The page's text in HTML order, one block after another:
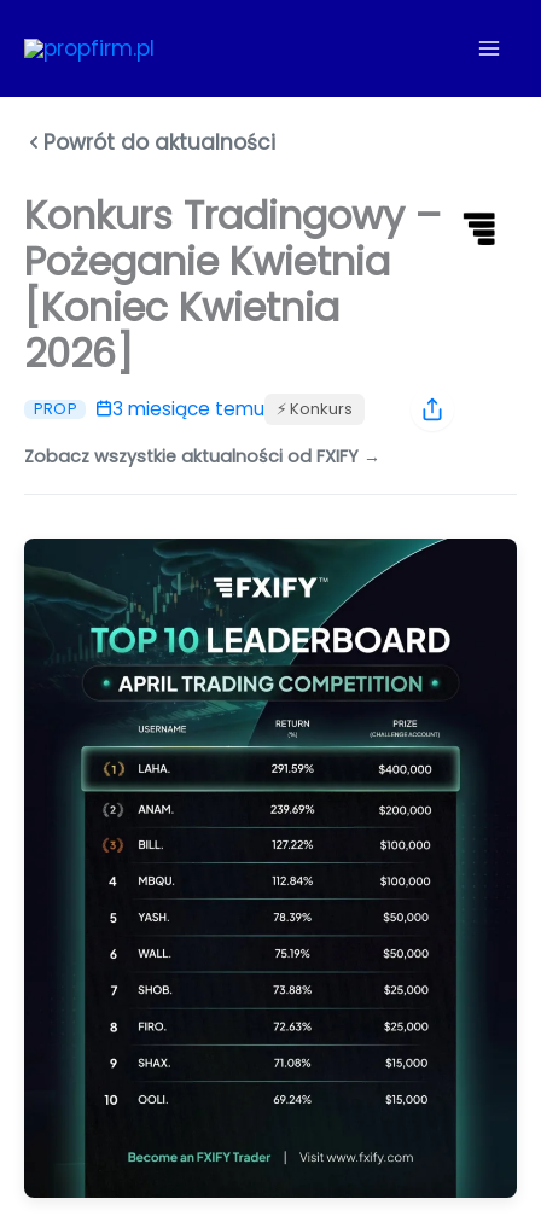
do
Powrót do aktualności
Konkurs Tradingowy –
Pożeganie Kwietnia
[Koniec Kwietnia
2026]
PROP 3 miesiące temu ⚡️ Konkurs
Zobacz wszystkie aktualności od FXIFY →